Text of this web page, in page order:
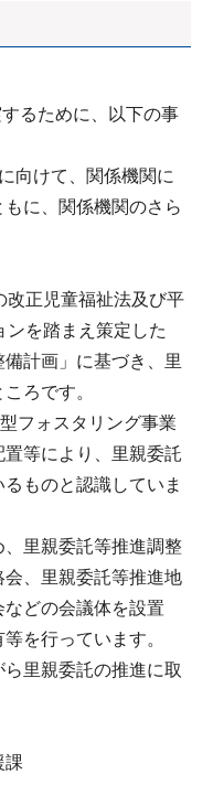
るために、以下の事
向けて、関係機関に
に、関係機関のさら
改正児童福祉法及び平
ンを踏まえ策定した
備計画」に基づき、里
ろです。
フォスタリング事業
等により、里親委託
ものと認識していま
里親委託等推進調整
、里親委託等推進地
どの会議体を設置
を行っています。
里親委託の推進に取